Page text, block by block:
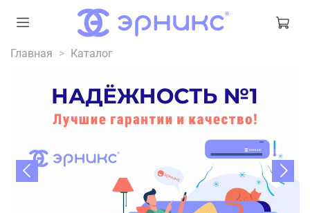
Главная Каталог